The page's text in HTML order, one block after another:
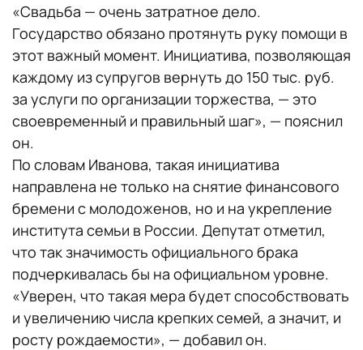
«Свадьба — очень затратное дело.
Государство обязано протянуть руку помощи в
этот важный момент. Инициатива, позволяющая
каждому из супругов вернуть до 150 тыс. руб.
за услуги по организации торжества, — это
своевременный и правильный шаг», — пояснил
он.
По словам Иванова, такая инициатива
направлена не только на снятие финансового
бремени с молодоженов, но и на укрепление
института семьи в России. Депутат отметил,
что так значимость официального брака
подчеркивалась бы на официальном уровне.
«Уверен, что такая мера будет способствовать
и увеличению числа крепких семей, а значит, и
росту рождаемости», — добавил он.